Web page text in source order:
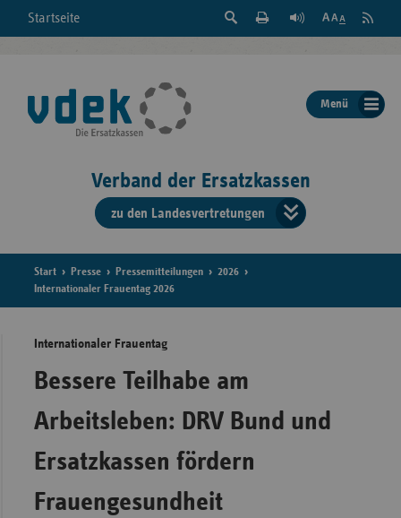
Startseite
Suche
der
Seite
Feed
Menü
Verband der Ersatzkassen
zu den Landesvertretungen
der
Start Presse Pressemitteilungen
2026
Internationaler Frauentag 2026
Internationaler Frauentag
Bessere Teilhabe am
Arbeitsleben: DRV Bund und
Ersatzkassen fördern
Frauengesundheit